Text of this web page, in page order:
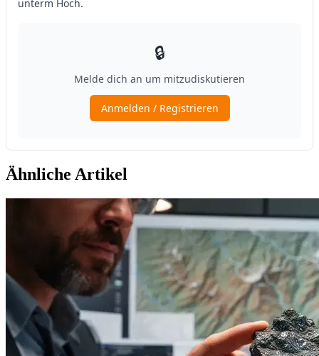
Ähnliche Artikel